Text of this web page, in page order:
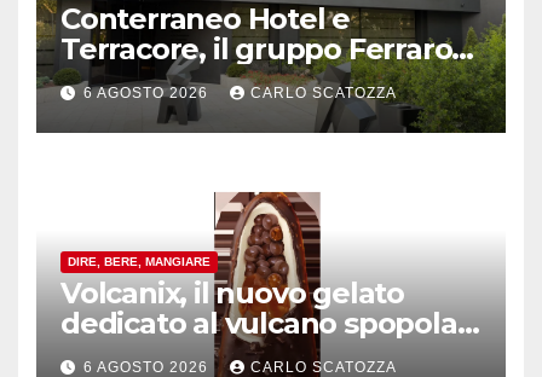
Conterraneo Hotel e
Terracore, il gruppo Ferraro
amplia l’ ospitalità e il gusto
alle porte di Caserta
6 AGOSTO 2026 CARLO SCATOZZA
DIRE, BERE, MANGIARE
Volcanix, il nuovo gelato
dedicato al vulcano spopola,
è nato a Caivano
6 AGOSTO 2026 CARLO SCATOZZA